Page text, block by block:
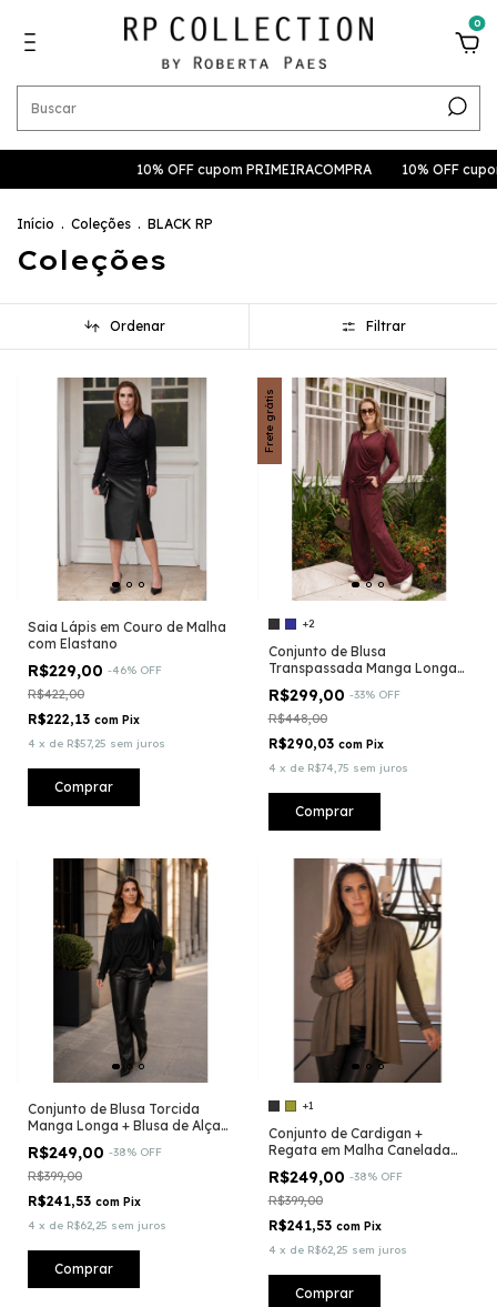
0
10% OFF cupom PRIMEIRACOMPRA 10% OFF cupom
Início . Coleções . BLACK RP
Coleções
Ordenar Filtrar
Saia Lápis em Couro de Malha
com Elastano
R$229,00 -46% OFF
R$422,00
R$222,13 com Pix
4 x de R$57,25 sem juros
Comprar
Frete grátis
+2
Conjunto de Blusa
Transpassada Manga Longa
com Calça Pantalona em
Moletinho
R$299,00 -33% OFF
R$448,00
R$290,03 com Pix
4 x de R$74,75 sem juros
Comprar
Conjunto de Blusa Torcida
Manga Longa + Blusa de Alça
R$249,00 -38% OFF
R$399,00
R$241,53 com Pix
4 x de R$62,25 sem juros
Comprar
+1
Conjunto de Cardigan +
Regata em Malha Canelada
R$249,00 -38% OFF
R$399,00
R$241,53 com Pix
4 x de R$62,25 sem juros
Comprar